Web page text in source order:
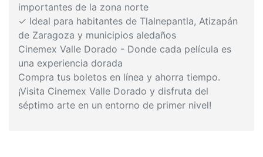
importantes de la zona norte
✓ Ideal para habitantes de Tlalnepantla, Atizapán
de Zaragoza y municipios aledaños
Cinemex Valle Dorado - Donde cada película es
una experiencia dorada
Compra tus boletos en línea y ahorra tiempo.
¡Visita Cinemex Valle Dorado y disfruta del
séptimo arte en un entorno de primer nivel!